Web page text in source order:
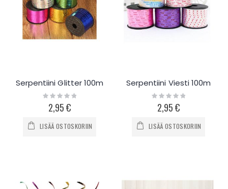
Serpentiini Glitter 100m
Rating:
0%2,95 €
LISÄÄ OSTOSKORIIN
Serpentiini Viesti 100m
Rating:
0%2,95 €
LISÄÄ OSTOSKORIIN